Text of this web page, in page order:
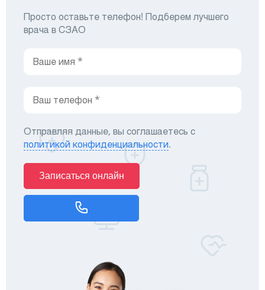
Просто оставьте телефон! Подберем лучшего
врача в СЗАО
Отправляя данные, вы соглашаетесь с
политикой конфиденциальности.
Записаться онлайн